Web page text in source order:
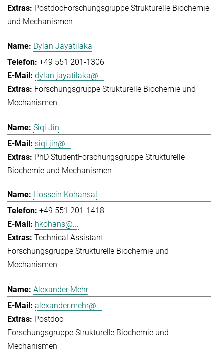
PostdocForschungsgruppe Strukturelle Biochemie
und Mechanismen
Dylan Jayatilaka
+49 551 201-1306
dylan.jayatilaka@...
Forschungsgruppe Strukturelle Biochemie und
Mechanismen
Siqi Jin
siqi.jin@...
PhD StudentForschungsgruppe Strukturelle
Biochemie und Mechanismen
Hossein Kohansal
+49 551 201-1418
hkohans@...
Technical Assistant
Forschungsgruppe Strukturelle Biochemie und
Mechanismen
Alexander Mehr
alexander.mehr@...
Postdoc
Forschungsgruppe Strukturelle Biochemie und
Mechanismen